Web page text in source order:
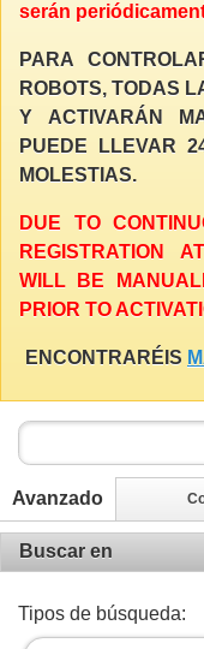
serán
PARA
ROBOTS, TODAS
Y ACTIVARÁN
PUEDE LLEVAR
MOLESTIAS.
DUE TO
REGISTRATION
WILL BE
PRIOR TO
ENCONTRARÉIS
Avanzado
Buscar en
Tipos de búsqueda: